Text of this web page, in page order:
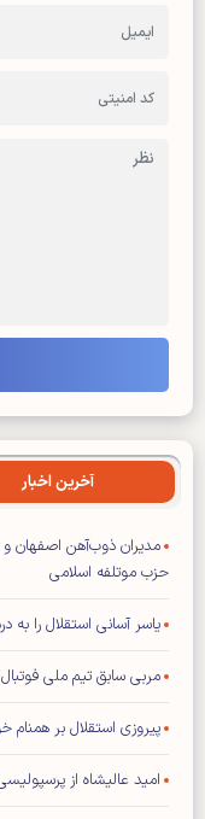
آخرین اخبار
مدیران ذوب‌آهن اصفهان
حزب موتلفه اسلامی
یاسر آسانی استقلال را به
مربی سابق تیم ملی فوتبال
پیروزی استقلال بر همنام
امید عالیشاه از